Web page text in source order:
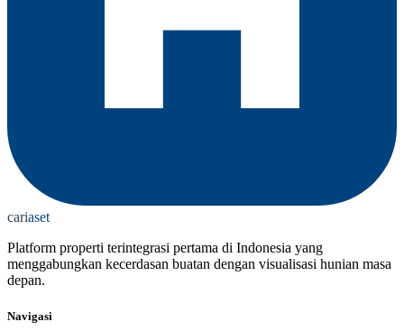
cariaset
Platform properti terintegrasi pertama di Indonesia yang
menggabungkan kecerdasan buatan dengan visualisasi hunian masa
depan.
Navigasi